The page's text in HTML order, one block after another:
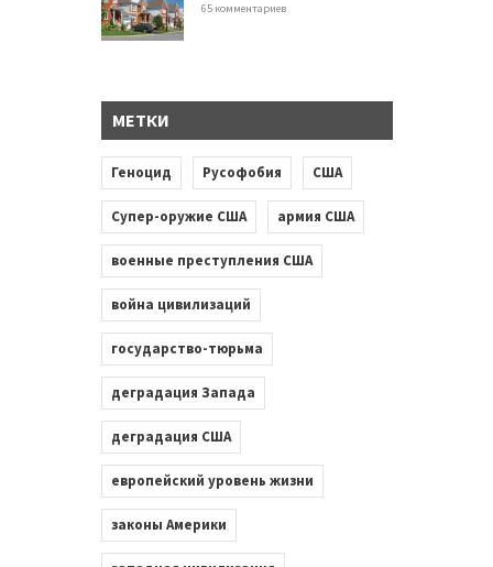
65 комментариев
МЕТКИ
Геноцид Русофобия США
Супер-оружие США армия США
военные преступления США
война цивилизаций
государство-тюрьма
деградация Запада
деградация США
европейский уровень жизни
законы Америки